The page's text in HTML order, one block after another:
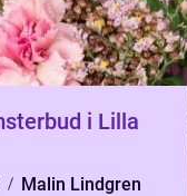
i Lilla
Malin Lindgren